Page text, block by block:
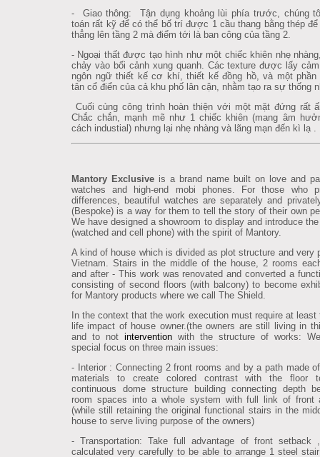
- Giao thông: Tận dụng khoảng lùi phía trước, chúng
toán rất kỹ để có thể bố trí được 1 cầu thang bằng thép
thẳng lên tầng 2 mà điểm tới là ban công của tầng 2.
- Ngoại thất được tạo hình như một chiếc khiên nhẹ
chảy vào bối cảnh xung quanh. Các texture được lấy
ngôn ngữ thiết kế cơ khí, thiết kế đồng hồ, và một phần
tân cổ điển của cả khu phố lân cận, nhằm tạo ra sự thống
Cuối cùng công trình hoàn thiện với một mặt đứng rất
Chắc chắn, mạnh mẽ như 1 chiếc khiên (mang âm
cách industial) nhưng lại nhẹ nhàng và lãng mạn đến kì lạ .
Mantory Exclusive is a brand name built on love and
watches and high-end mobi phones. For those who
differences, beautiful watches are separately and
(Bespoke) is a way for them to tell the story of their own
We have designed a showroom to display and introduce
(watched and cell phone) with the spirit of Mantory.
A kind of house which is divided as plot structure and very
Vietnam. Stairs in the middle of the house, 2 rooms
and after - This work was renovated and converted a
consisting of second floors (with balcony) to become
for Mantory products where we call The Shield.
In the context that the work execution must require at least
life impact of house owner.(the owners are still living in
and to not intervention with the structure of works:
special focus on three main issues:
- Interior : Connecting 2 front rooms and by a path made
materials to create colored contrast with the floor
continuous dome structure building connecting depth
room spaces into a whole system with full link of front
(while still retaining the original functional stairs in the
house to serve living purpose of the owners)
- Transportation: Take full advantage of front setback
calculated very carefully to be able to arrange 1 steel